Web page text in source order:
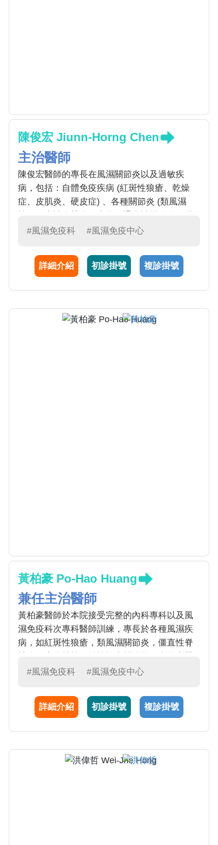
陳俊宏 Jiunn-Horng Chen
主治醫師
陳俊宏醫師的專長在風濕關節炎以及過敏疾
病，包括：自體免疫疾病 (紅斑性狼瘡、乾燥
症、皮肌炎、硬皮症) 、各種關節炎 (類風濕
維肌痛症、骨質疏鬆症) 、以及蕁痲疹，氣喘，
科部風濕科臨床研究員，以及卑詩省針灸中醫
聯盟副理事長。陳醫師近年發表有關痛風、纖
病年鑑、風濕病雜誌等，並因此而參與制定
2015全世界痛風診斷分類準則、2013台灣痛風
#風濕免疫科 #風濕免疫中心
詳細介紹 初診掛號 複診掛號
黃柏豪 Po-Hao Huang
兼任主治醫師
黃柏豪醫師於本院接受完整的內科專科以及風
濕免疫科次專科醫師訓練，專長於各種風濕疾
病，如紅斑性狼瘡，類風濕關節炎，僵直性脊
- 軟組織超音波上有所專精。且熱忱於教學方
考官認證，並為五年級醫學生以及住院醫師之
教學推動人
#風濕免疫科 #風濕免疫中心
詳細介紹 初診掛號 複診掛號